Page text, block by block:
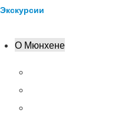
Экскурсии
О Мюнхене